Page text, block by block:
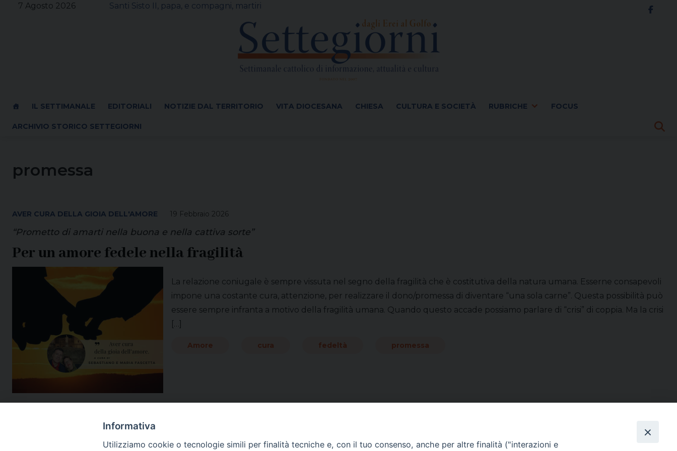
7 Agosto 2026 Santi Sisto II, papa, e compagni, martiri
IL SETTIMANALE EDITORIALI NOTIZIE DAL TERRITORIO VITA DIOCESANA CHIESA CULTURA E SOCIETÀ RUBRICHE FOCUS
ARCHIVIO STORICO SETTEGIORNI
promessa
19 Febbraio 2026
AVER CURA DELLA GIOIA DELL'AMORE
“Prometto di amarti nella buona e nella cattiva sorte”
Per un amore fedele nella fragilità
La relazione coniugale è sempre vissuta nel segno della fragilità che è costitutiva della natura umana. Esserne consapevoli
impone una costante cura, attenzione, per realizzare il dono/promessa di diventare “una sola carne”. Questa possibilità può
essere sempre infranta a motivo della fragilità umana. Quando questo accade possiamo parlare di “crisi” di coppia. Ma la crisi
[…]
Amore cura fedeltà promessa
Direttore Responsabile Giuseppe Rabita
Informativa
Utilizziamo cookie o tecnologie simili per finalità tecniche e, con il tuo consenso, anche per altre finalità ("interazioni e